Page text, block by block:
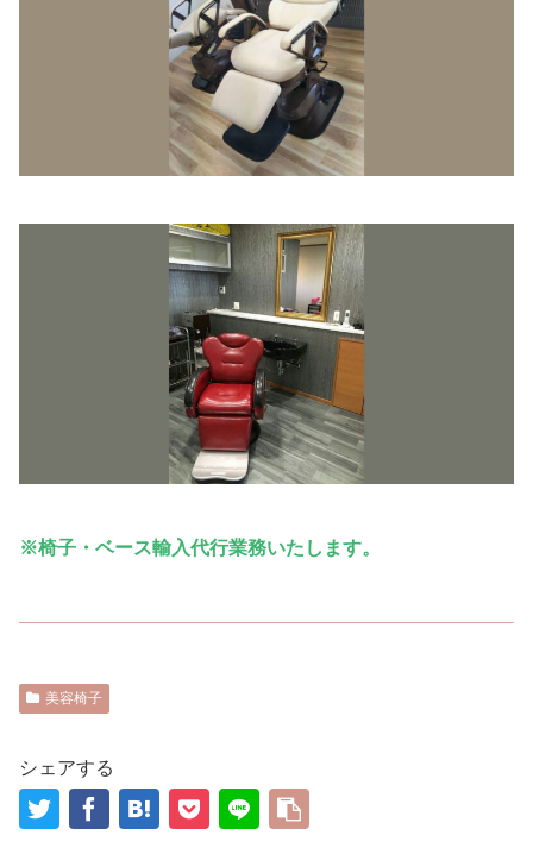
※椅子・ベース輸入代行業務いたします。
美容椅子
シェアする